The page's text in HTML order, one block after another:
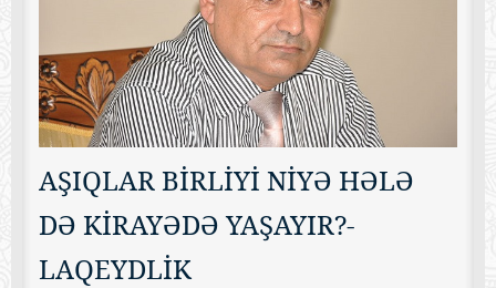
AŞIQLAR BİRLİYİ NİYƏ HƏLƏ
DƏ KİRAYƏDƏ YAŞAYIR?-
LAQEYDLİK